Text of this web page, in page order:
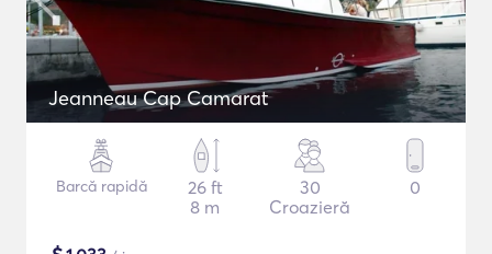
Jeanneau Cap Camarat
Barcă rapidă
26 ft
8 m
30
Croazieră
0